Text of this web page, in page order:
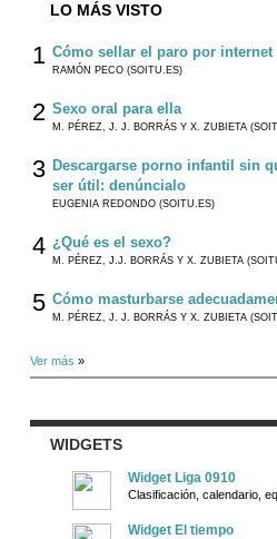
LO MÁS VISTO
1 Cómo sellar el paro por internet
RAMÓN PECO (SOITU.ES)
2 Sexo oral para ella
M. PÉREZ, J. J. BORRÁS Y X. ZUBIETA
3 Descargarse porno infantil sin
ser útil: denúncialo
EUGENIA REDONDO (SOITU.ES)
4 ¿Qué es el sexo?
M. PÉREZ, J.J. BORRÁS Y X. ZUBIETA
5 Cómo masturbarse
M. PÉREZ, J. J. BORRÁS Y X. ZUBIETA
Ver más »
WIDGETS
Widget Liga 0910
Clasificación, calendario,
Widget El tiempo